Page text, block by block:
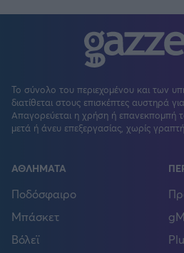
Το σύνολο του περιεχομένου και των
διατίθεται στους επισκέπτες αυστηρά
Απαγορεύεται η χρήση ή επανεκπομπή
μετά ή άνευ επεξεργασίας, χωρίς
ΑΘΛΗΜΑΤΑ
Ποδόσφαιρο
Μπάσκετ
Βόλεϊ